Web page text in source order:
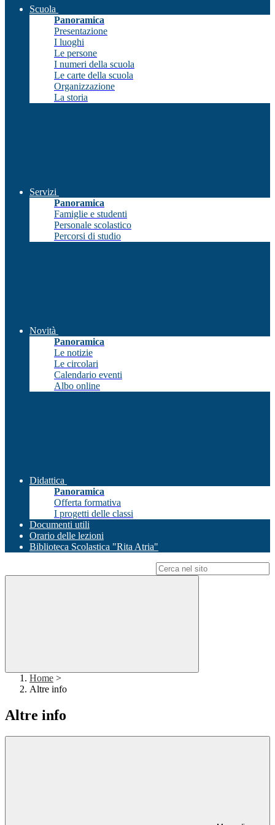
Scuola
Panoramica
Presentazione
I luoghi
Le persone
I numeri della scuola
Le carte della scuola
Organizzazione
La storia
Servizi
Panoramica
Famiglie e studenti
Personale scolastico
Percorsi di studio
Novità
Panoramica
Le notizie
Le circolari
Calendario eventi
Albo online
Didattica
Panoramica
Offerta formativa
I progetti delle classi
Documenti utili
Orario delle lezioni
Biblioteca Scolastica "Rita Atria"
Home >
Altre info
Altre info